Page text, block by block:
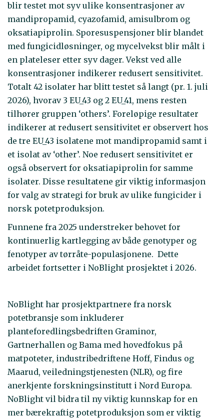
blir testet mot syv ulike konsentrasjoner av
mandipropamid, cyazofamid, amisulbrom og
oksatiapiprolin. Sporesuspensjoner blir blandet
med fungicidløsninger, og mycelvekst blir målt i
en plateleser etter syv dager. Vekst ved alle
konsentrasjoner indikerer redusert sensitivitet.
Totalt 42 isolater har blitt testet så langt (pr. 1. juli
2026), hvorav 3 EU_43 og 2 EU_41, mens resten
tilhører gruppen ‘others’. Foreløpige resultater
indikerer at redusert sensitivitet er observert hos
de tre EU_43 isolatene mot mandipropamid samt i
et isolat av ‘other’. Noe redusert sensitivitet er
også observert for oksatiapiprolin for samme
isolater. Disse resultatene gir viktig informasjon
for valg av strategi for bruk av ulike fungicider i
norsk potetproduksjon.
Funnene fra 2025 understreker behovet for
kontinuerlig kartlegging av både genotyper og
fenotyper av tørråte-populasjonene. Dette
arbeidet fortsetter i NoBlight prosjektet i 2026.
NoBlight har prosjektpartnere fra norsk
potetbransje som inkluderer
planteforedlingsbedriften Graminor,
Gartnerhallen og Bama med hovedfokus på
matpoteter, industribedriftene Hoff, Findus og
Maarud, veiledningstjenesten (NLR), og fire
anerkjente forskningsinstitutt i Nord Europa.
NoBlight vil bidra til ny viktig kunnskap for en
mer bærekraftig potetproduksjon som er viktig